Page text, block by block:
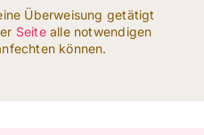
Überweisung getätigt
Seitealle notwendigen
können.